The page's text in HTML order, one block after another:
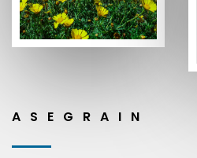
ASEGRAIN